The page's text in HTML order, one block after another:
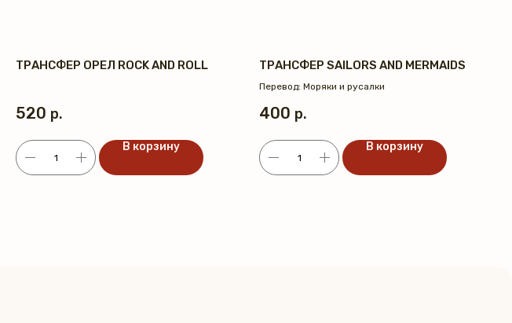
ТРАНСФЕР ОРЕЛ ROCK AND ROLL
520 р.
В корзину
ТРАНСФЕР SAILORS AND MERMAIDS
Перевод: Моряки и русалки
400 р.
В корзину